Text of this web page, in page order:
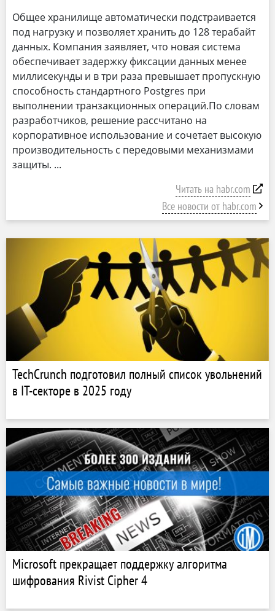
Общее хранилище автоматически подстраивается
под нагрузку и позволяет хранить до 128 терабайт
данных. Компания заявляет, что новая система
обеспечивает задержку фиксации данных менее
миллисекунды и в три раза превышает пропускную
способность стандартного Postgres при
выполнении транзакционных операций.По словам
разработчиков, решение рассчитано на
корпоративное использование и сочетает высокую
производительность с передовыми механизмами
защиты.
Читать на habr.com
Все новости от habr.com
TechCrunch подготовил полный список увольнений
в IT-секторе в 2025 году
Microsoft прекращает поддержку алгоритма
шифрования Rivist Cipher 4